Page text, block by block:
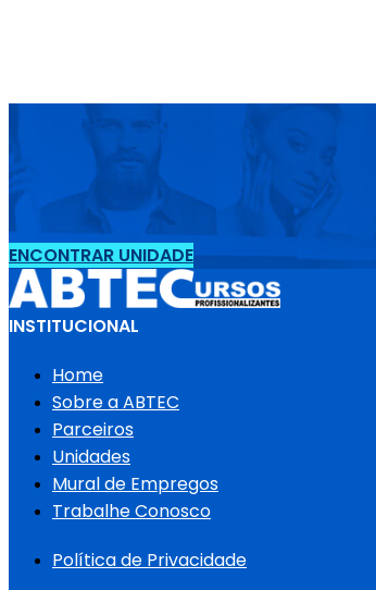
ENCONTRAR UNIDADE
INSTITUCIONAL
Home
Sobre a ABTEC
Parceiros
Unidades
Mural de Empregos
Trabalhe Conosco
Política de Privacidade